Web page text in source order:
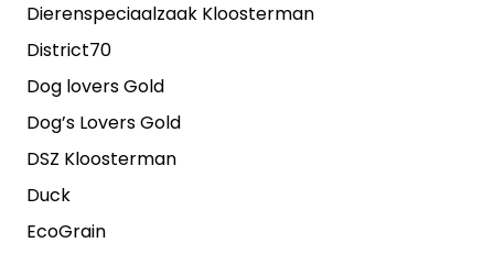
Dierenspeciaalzaak Kloosterman
District70
Dog lovers Gold
Dog’s Lovers Gold
DSZ Kloosterman
Duck
EcoGrain